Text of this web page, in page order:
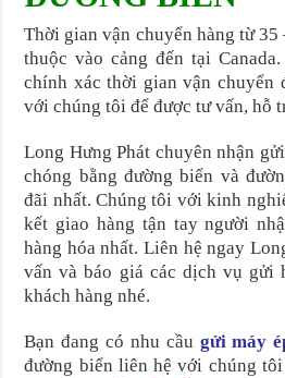
Thời gian vận chuyển hàng từ
thuộc vào cảng đến tại
chính xác thời gian vận chuyển
với chúng tôi để được tư vấn, hỗ
Long Hưng Phát chuyên nhận
chóng bằng đường biển và
đãi nhất. Chúng tôi với kinh
kết giao hàng tận tay người
hàng hóa nhất. Liên hệ ngay
vấn và báo giá các dịch vụ gửi
khách hàng nhé.
Bạn đang có nhu cầu gửi máy
đường biển liên hệ với chúng